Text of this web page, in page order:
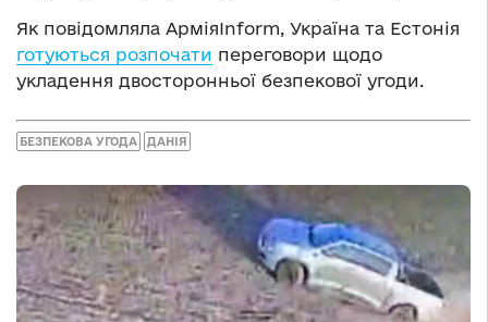
Як повідомляла АрміяInform, Україна та Естонія
готуються розпочати переговори щодо
укладення двосторонньої безпекової угоди.
БЕЗПЕКОВА УГОДА ДАНІЯ